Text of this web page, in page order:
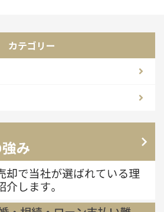
カテゴリー